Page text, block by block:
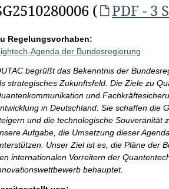
(
PDF - 3
Regelungsvorhaben:
Agenda der Bundesregierung
begrüßt das Bekenntnis der
strategisches Zukunftsfeld. Die Ziele zu
und
in Deutschland. Sie schaffen die
und die technologische Souveränität
Aufgabe, die Umsetzung dieser
Unser Ziel ist es, die Pläne der
internationalen Vorreitern der
behauptet.